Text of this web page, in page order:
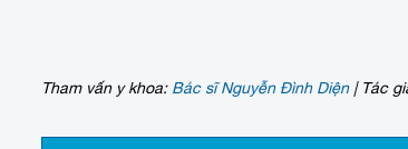
Tham vấn y khoa: Bác sĩ Nguyễn Đình Diện |Tác